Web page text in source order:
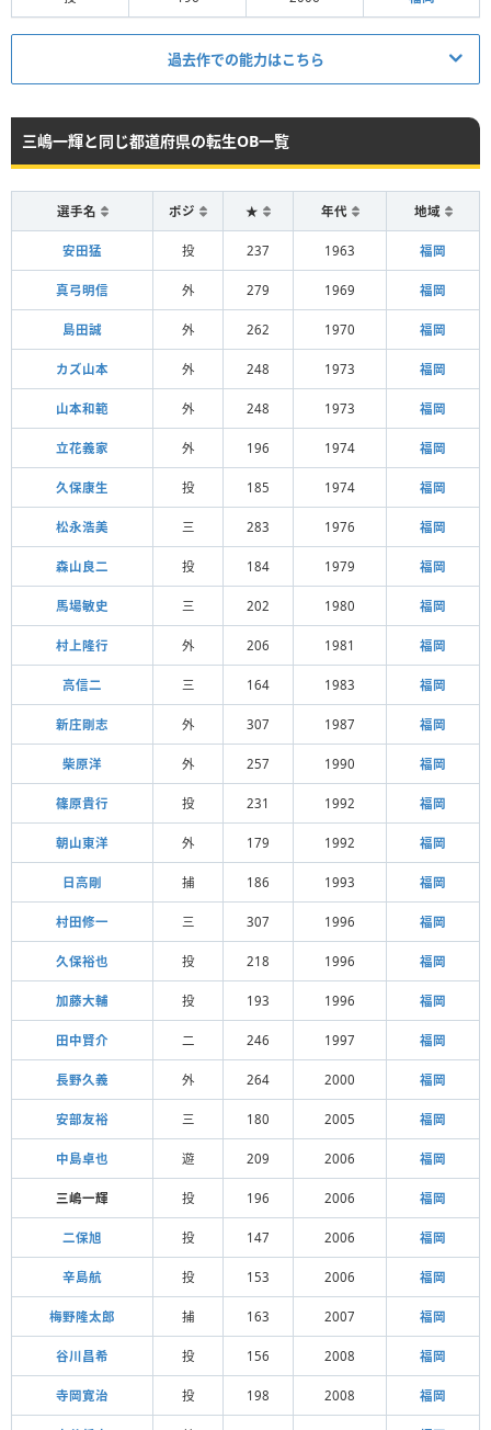
過去作での能力はこちら
三嶋一輝と同じ都道府県の転生OB一覧
選手名 ポジ ★ 年代 地域
安田猛 投 237 1963 福岡
真弓明信 外 279 1969 福岡
島田誠 外 262 1970 福岡
カズ山本 外 248 1973 福岡
山本和範 外 248 1973 福岡
立花義家 外 196 1974 福岡
久保康生 投 185 1974 福岡
松永浩美 三 283 1976 福岡
森山良二 投 184 1979 福岡
馬場敏史 三 202 1980 福岡
村上隆行 外 206 1981 福岡
高信二 三 164 1983 福岡
新庄剛志 外 307 1987 福岡
柴原洋 外 257 1990 福岡
篠原貴行 投 231 1992 福岡
朝山東洋 外 179 1992 福岡
日高剛 捕 186 1993 福岡
村田修一 三 307 1996 福岡
久保裕也 投 218 1996 福岡
加藤大輔 投 193 1996 福岡
田中賢介 二 246 1997 福岡
長野久義 外 264 2000 福岡
安部友裕 三 180 2005 福岡
中島卓也 遊 209 2006 福岡
三嶋一輝 投 196 2006 福岡
二保旭 投 147 2006 福岡
辛島航 投 153 2006 福岡
梅野隆太郎 捕 163 2007 福岡
谷川昌希 投 156 2008 福岡
寺岡寛治 投 198 2008 福岡